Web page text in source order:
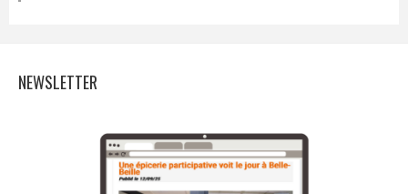
NEWSLETTER